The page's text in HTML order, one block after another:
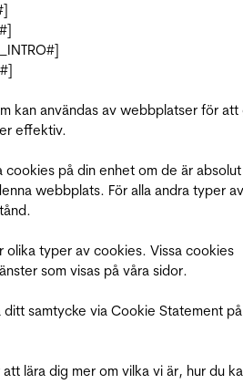
kan användas av webbplatser för att
effektiv.
cookies på din enhet om de är absolut
webbplats. För alla andra typer av
olika typer av cookies. Vissa cookies
som visas på våra sidor.
ditt samtycke via Cookie Statement
lära dig mer om vilka vi är, hur du